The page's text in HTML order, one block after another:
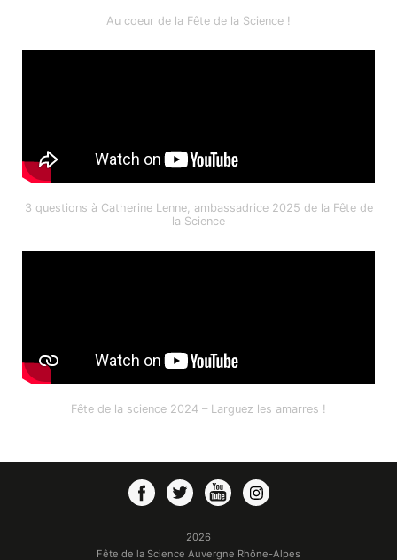
Au coeur de la Fête de la Science !
3 questions à Catherine Lenne, ambassadrice 2025 de la Fête de
la Science
Fête de la science 2024 – Larguez les amarres !
2026
Fête de la Science Auvergne Rhône-Alpes